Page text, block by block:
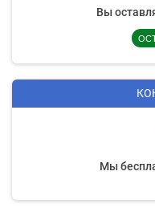
Вы
Мы